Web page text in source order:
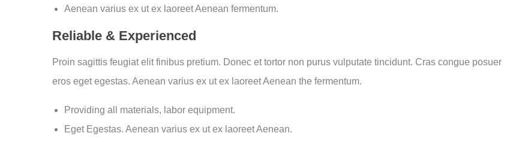
Aenean varius ex ut ex laoreet Aenean fermentum.
Reliable & Experienced
Proin sagittis feugiat elit finibus pretium. Donec et tortor non purus vulputate tincidunt. Cras congue posuer
eros eget egestas. Aenean varius ex ut ex laoreet Aenean the fermentum.
Providing all materials, labor equipment.
Eget Egestas. Aenean varius ex ut ex laoreet Aenean.